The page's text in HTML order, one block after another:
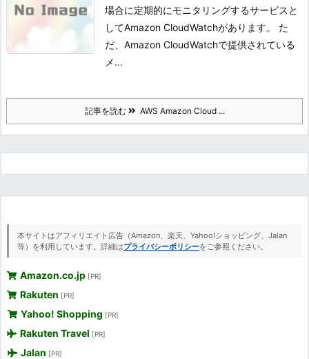
場合に定期的にモニタリングするサービスと
してAmazon CloudWatchがあります。 た
だ、Amazon CloudWatchで提供されている
メ...
記事を読む AWS Amazon Cloud ...
本サイトはアフィリエイト広告（Amazon、楽天、Yahoo!ショッピング、Jalan
等）を利用しています。詳細はプライバシーポリシーをご参照ください。
Amazon.co.jp [PR]
Rakuten [PR]
Yahoo! Shopping [PR]
Rakuten Travel [PR]
Jalan [PR]